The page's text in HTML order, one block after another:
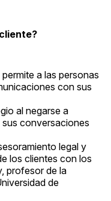
a las personas
con sus
al negarse a
conversaciones
legal y
los clientes con los
profesor de la
de